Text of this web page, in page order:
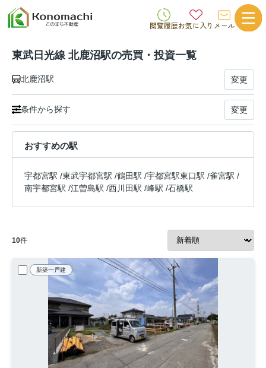
閲覧履歴お気に入り メール
東武日光線 北鹿沼駅の売買・投資一覧
北鹿沼駅 変更
条件から探す 変更
おすすめの駅
宇都宮駅 /東武宇都宮駅 /鶴田駅 /宇都宮駅東口駅 /雀宮駅 /
南宇都宮駅 /江曽島駅 /西川田駅 /峰駅 /石橋駅
10件
新築一戸建